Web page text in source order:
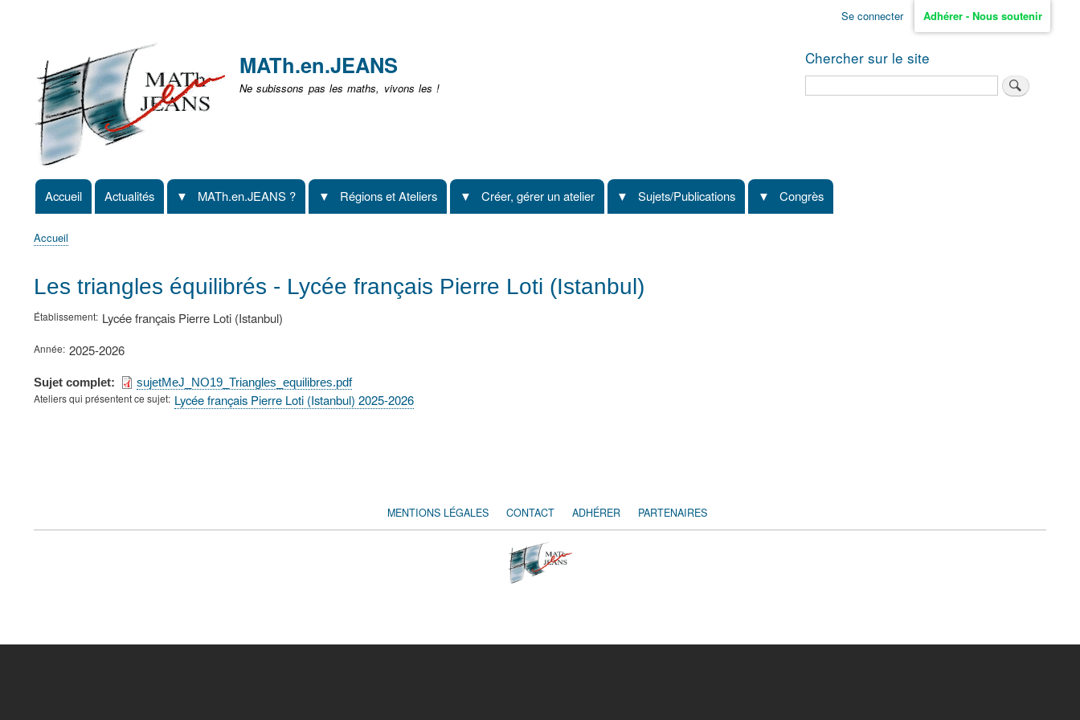
non
identifié
Se connecter Adhérer - Nous soutenir
MATh.en.JEANS
Ne subissons pas les maths, vivons les !
Chercher sur le site
Navigation
principale
Accueil Actualités MATh.en.JEANS ? Régions et Ateliers Créer, gérer un atelier Sujets/Publications Congrès
d'Ariane
Accueil
Les triangles équilibrés - Lycée français Pierre Loti (Istanbul)
Établissement Lycée français Pierre Loti (Istanbul)
Année 2025-2026
Sujet complet
sujetMeJ_NO19_Triangles_equilibres.pdf
Ateliers qui présentent ce sujet Lycée français Pierre Loti (Istanbul) 2025-2026
FOOTER
MENTIONS LÉGALES CONTACT ADHÉRER PARTENAIRES